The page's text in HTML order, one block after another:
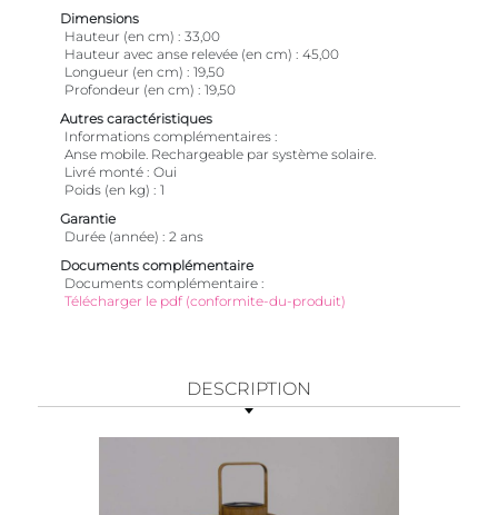
Dimensions
Hauteur (en cm)
33,00
Hauteur avec anse relevée (en cm)
45,00
Longueur (en cm)
19,50
Profondeur (en cm)
19,50
Autres caractéristiques
Informations complémentaires
Anse mobile. Rechargeable par système solaire.
Livré monté Oui
Poids (en kg)
1
Garantie
Durée (année)
2 ans
Documents complémentaire
Documents complémentaire
Télécharger le pdf (conformite-du-produit)
DESCRIPTION